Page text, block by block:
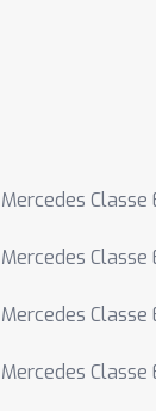
Mercedes
Mercedes Classe
Mercedes Classe
Mercedes